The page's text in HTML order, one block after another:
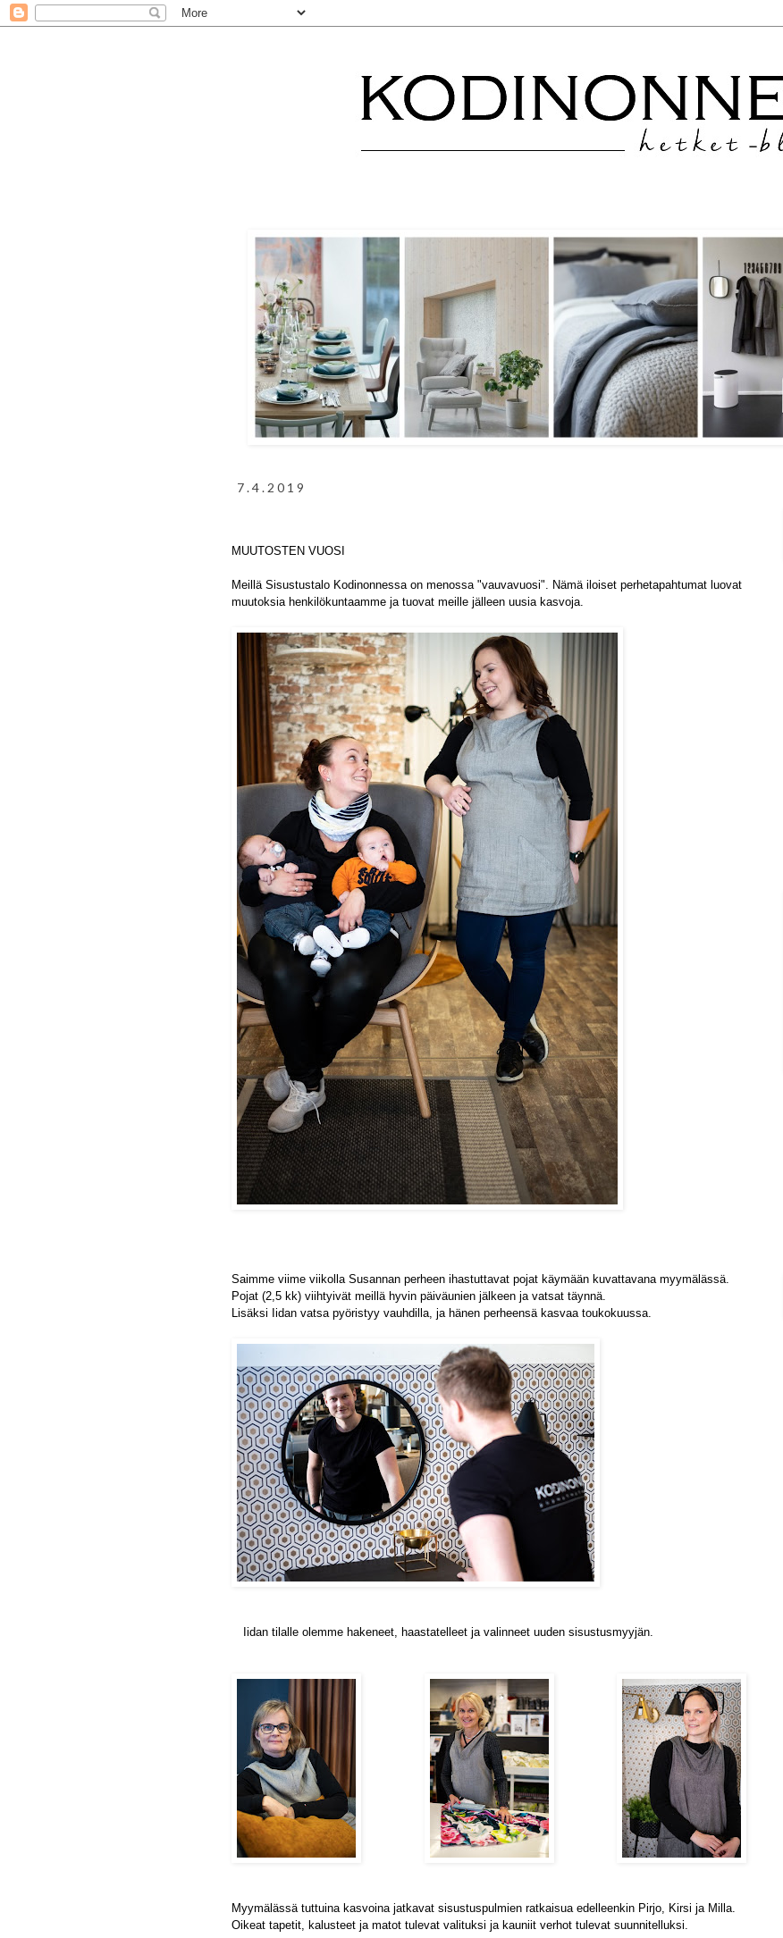
7.4.2019
MUUTOSTEN VUOSI
Meillä Sisustustalo Kodinonnessa on menossa "vauvavuosi". Nämä iloiset perhetapahtumat luovat
muutoksia henkilökuntaamme ja tuovat meille jälleen uusia kasvoja.
Saimme viime viikolla Susannan perheen ihastuttavat pojat käymään kuvattavana myymälässä.
Pojat (2,5 kk) viihtyivät meillä hyvin päiväunien jälkeen ja vatsat täynnä.
Lisäksi Iidan vatsa pyöristyy vauhdilla, ja hänen perheensä kasvaa toukokuussa.
Iidan tilalle olemme hakeneet, haastatelleet ja valinneet uuden sisustusmyyjän.
Myymälässä tuttuina kasvoina jatkavat sisustuspulmien ratkaisua edelleenkin Pirjo, Kirsi ja Milla.
Oikeat tapetit, kalusteet ja matot tulevat valituksi ja kauniit verhot tulevat suunnitelluksi.